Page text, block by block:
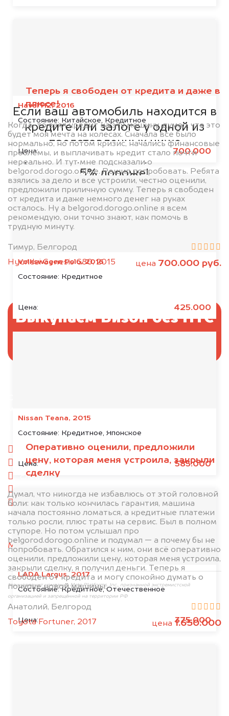
Haval H2, 2016
Состояние: Китайское, Кредитное
Цена: 700.000
Volkswagen Polo, 2016
Состояние: Кредитное
Цена: 425.000
Nissan Teana, 2015
Состояние: Кредитное, Японское
Цена: 585.000
LADA Largus, 2017
Состояние:Кредитное, Отечественное
Цена: 375.000
Теперь я свободен от кредита и даже в
плюсе!
Когда-то взял кредит на эту машину, думал, что это
будет моя мечта на колесах. Сначала все было
нормально, но потом кризис, начались финансовые
проблемы, и выплачивать кредит стало почти
нереально. И тут мне подсказали о
belgorod.dorogo.online. Решил попробовать. Ребята
взялись за дело и все устроили, честно оценили,
предложили приличную сумму. Теперь я свободен
от кредита и даже немного денег на руках
осталось. Ну а belgorod.dorogo.online я всем
рекомендую, они точно знают, как помочь в
трудную минуту.
Тимур, Белгород
Hyundai Genesis G80, 2015
цена 700.000 руб.
Оперативно оценили, предложили
цену, которая меня устроила, закрыли
сделку
Думал, что никогда не избавлюсь от этой головной
боли: как только кончилась гарантия, машина
начала постоянно ломаться, а кредитные платежи
только росли, плюс траты на сервис. Был в полном
ступоре. Но потом услышал про
belgorod.dorogo.online и подумал — а почему бы не
попробовать. Обратился к ним, они всё оперативно
оценили, предложили цену, которая меня устроила,
закрыли сделку, я получил деньги. Теперь я
свободен от кредита и могу спокойно думать о
покупке новой машины.
Анатолий, Белгород
Toyota Fortuner, 2017
цена 1.650.000
банками
Если ваш автомобиль находится в
кредите или залоге у одной из
представленных ниже
организаций, то мы купим его на
5% дороже!
Выкупаем Бизон без ПТС
1. Сфотографируйте машину:
спереди
сзади
слева
салон
2. Отправьте фотографии на номер
+79584983298 по WhatsApp*,
MAX
или на электронную почту
info@dorogo.online
*принадлежит компании Meta Platforms, Inc., признанной экстремистской
организацией и запрещённой на территории РФ